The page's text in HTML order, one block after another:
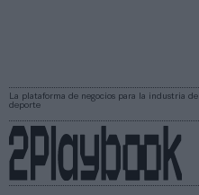
La plataforma de negocios para la industria del
deporte